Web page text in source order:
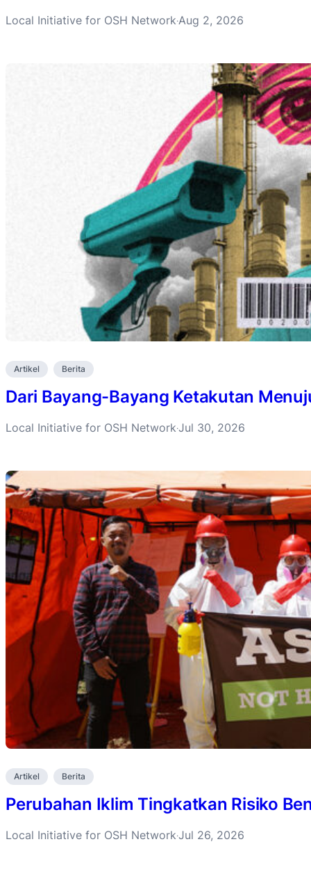
Local Initiative for OSH Network·Aug 2, 2026
Artikel Berita
Dari Bayang-Bayang Ketakutan
Local Initiative for OSH Network·Jul 30, 2026
Artikel Berita
Perubahan Iklim Tingkatkan Risiko
Local Initiative for OSH Network·Jul 26, 2026